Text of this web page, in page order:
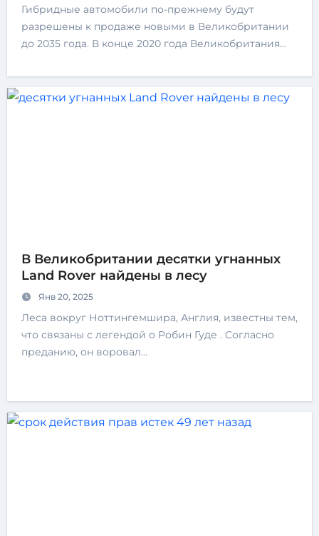
Гибридные автомобили по-прежнему будут
разрешены к продаже новыми в Великобритании
до 2035 года. В конце 2020 года Великобритания…
В Великобритании десятки угнанных
Land Rover найдены в лесу
Янв 20, 2025
Леса вокруг Ноттингемшира, Англия, известны тем,
что связаны с легендой о Робин Гуде . Согласно
преданию, он воровал…